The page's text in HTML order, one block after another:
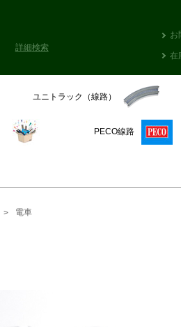
詳細検索
お
在
ユニトラック（線路）
PECO線路
電車